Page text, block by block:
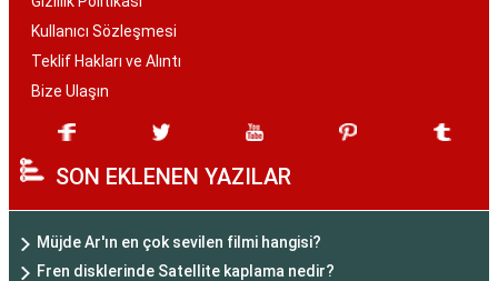
Kullanıcı Sözleşmesi
Teklif Hakları ve Alıntı
Bize Ulaşın
SON EKLENEN YAZILAR
Müjde Ar'ın en çok sevilen filmi hangisi?
Fren disklerinde Satellite kaplama nedir?